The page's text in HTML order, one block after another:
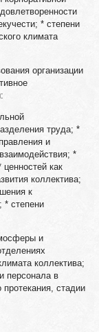
* степени
климата
организации
труда; *
и
*
ценностей как
коллектива;
к
* степени
и
коллектива;
персонала в
стадии